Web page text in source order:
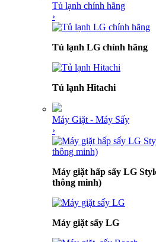
Tủ lạnh chính hãng
›
Tủ lạnh LG chính hãng
Tủ lạnh Hitachi
Máy Giặt - Máy Sấy
›
Máy giặt hấp sấy LG
thông minh)
Máy giặt sấy LG